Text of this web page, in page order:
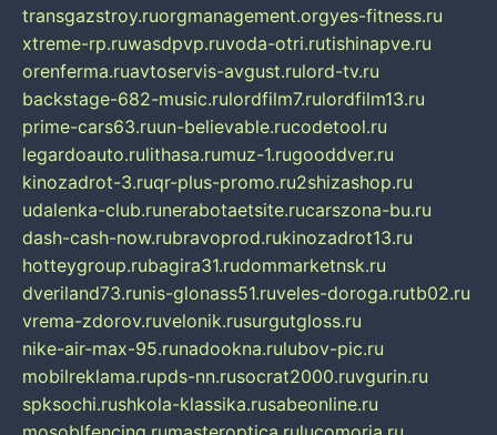
transgazstroy.ruorgmanagement.orgyes-fitness.ru
xtreme-rp.ruwasdpvp.ruvoda-otri.rutishinapve.ru
orenferma.ruavtoservis-avgust.rulord-tv.ru
backstage-682-music.rulordfilm7.rulordfilm13.ru
prime-cars63.ruun-believable.rucodetool.ru
legardoauto.rulithasa.rumuz-1.rugooddver.ru
kinozadrot-3.ruqr-plus-promo.ru2shizashop.ru
udalenka-club.runerabotaetsite.rucarszona-bu.ru
dash-cash-now.rubravoprod.rukinozadrot13.ru
hotteygroup.rubagira31.rudommarketnsk.ru
dveriland73.runis-glonass51.ruveles-doroga.rutb02.ru
vrema-zdorov.ruvelonik.rusurgutgloss.ru
nike-air-max-95.runadookna.rulubov-pic.ru
mobilreklama.rupds-nn.rusocrat2000.ruvgurin.ru
spksochi.rushkola-klassika.rusabeonline.ru